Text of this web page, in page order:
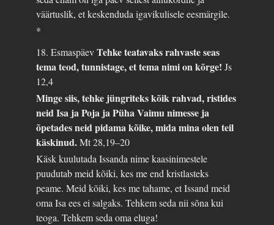
väärtuslik, et keskenduda igavikulisele eesmärgile.
*
18. EsmaspäevTehke teatavaks rahvaste seas
tema teod, tunnistage, et tema nimi on kõrge!Js
12,4
Minge siis, tehke jüngriteks kõik rahvad, ristides
neid Isa ja Poja ja Püha Vaimu nimesse ja
õpetades neid pidama kõike, mida mina olen teil
käskinud.Mt 28,19–20
Käsk kuulutada Issanda nime kaasinimestele
puudutab meid kõiki, kes me end kristlasteks
peame. Meid kõiki, kes me tahame, et Issand meid
oma Isa ees ei salgaks. Tehkem seda nii sõna kui
teoga. Tehkem seda oma eluga!